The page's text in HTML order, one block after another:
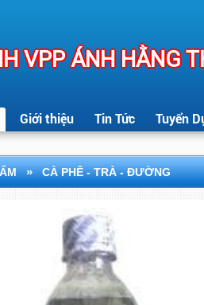
VPP ÁNH HẰNG
Giới thiệu Tin Tức Tuyển
» CÀ PHÊ - TRÀ - ĐƯỜNG